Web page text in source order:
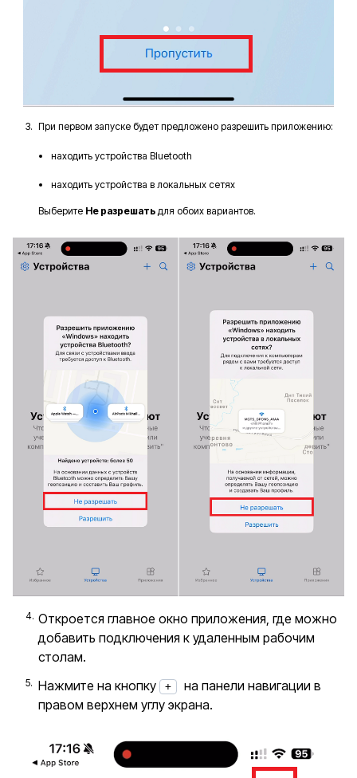
При первом запуске будет предложено разрешить приложению:
находить устройства Bluetooth
находить устройства в локальных сетях
Выберите Не разрешать для обоих вариантов.
Откроется главное окно приложения, где можно
добавить подключения к удаленным рабочим
столам.
Нажмите на кнопку
+
на панели навигации в
правом верхнем углу экрана.